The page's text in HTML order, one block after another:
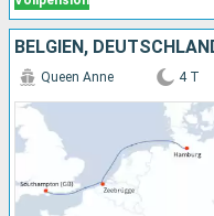
BELGIEN,
Queen Anne 4 T